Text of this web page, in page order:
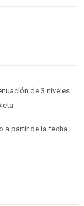
de 3 niveles:
a partir de la fecha